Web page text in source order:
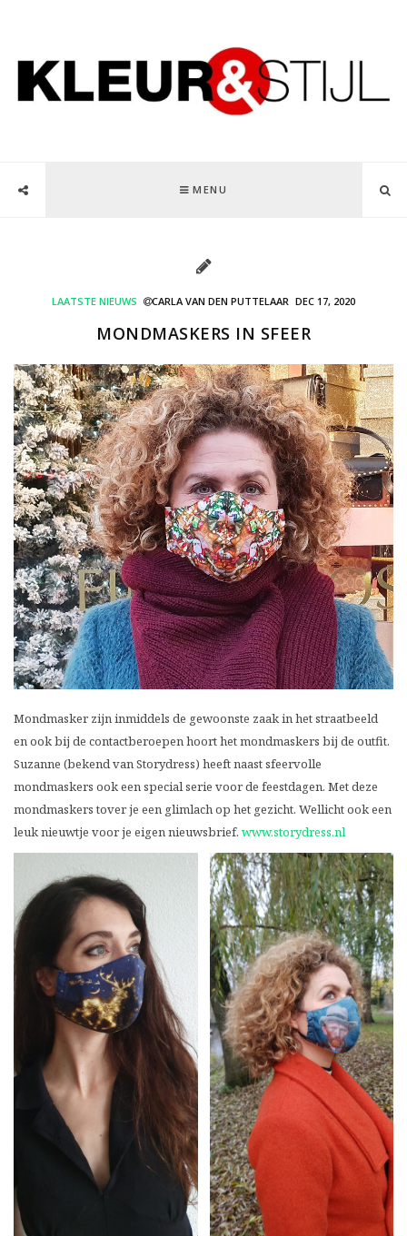
MENU
LAATSTE NIEUWS CARLA VAN DEN PUTTELAAR DEC 17, 2020
MONDMASKERS IN SFEER
Mondmasker zijn inmiddels de gewoonste zaak in het straatbeeld
en ook bij de contactberoepen hoort het mondmaskers bij de outfit.
Suzanne (bekend van Storydress) heeft naast sfeervolle
mondmaskers ook een special serie voor de feestdagen. Met deze
mondmaskers tover je een glimlach op het gezicht. Wellicht ook een
leuk nieuwtje voor je eigen nieuwsbrief. www.storydress.nl